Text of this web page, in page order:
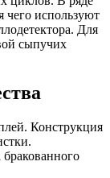
чего используют
Для
сыпучих
Конструкция